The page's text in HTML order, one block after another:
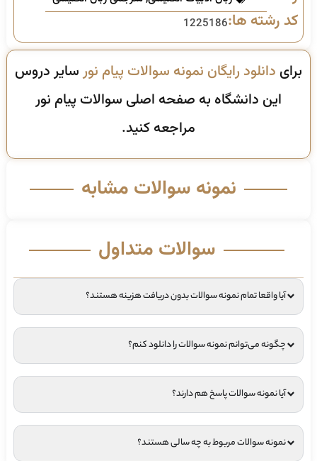
کد رشته ها:1225186
برای دانلود رایگان نمونه سوالات پیام نورسایر دروس
این دانشگاه به صفحه اصلی سوالات پیام نور
مراجعه کنید.
نمونه سوالات مشابه
سوالات متداول
آیا واقعا تمام نمونه سوالات بدون دریافت هزینه هستند؟
چگونه می‌توانم نمونه سوالات را دانلود کنم؟
آیا نمونه سوالات پاسخ هم دارند؟
نمونه سوالات مربوط به چه سالی هستند؟